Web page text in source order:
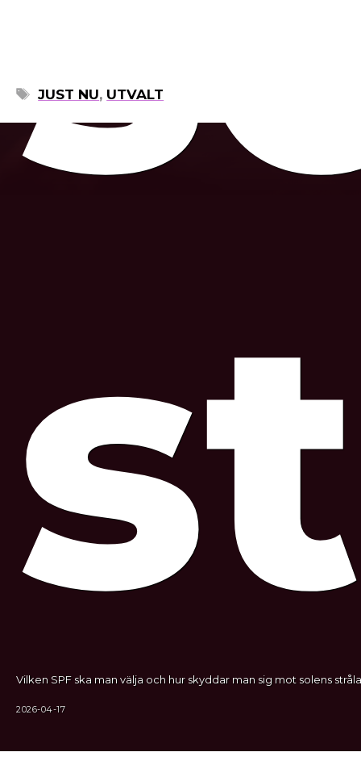
ETIKETTER
JUST NU, UTVALT
Vilken SPF ska man välja och hur skyddar man sig mot solens
2026-04-17